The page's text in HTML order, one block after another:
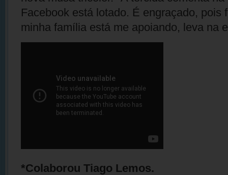
Facebook está lotado. É engraçado, pois
minha família está me apoiando, leva na
*Colaborou Tiago Lemos.